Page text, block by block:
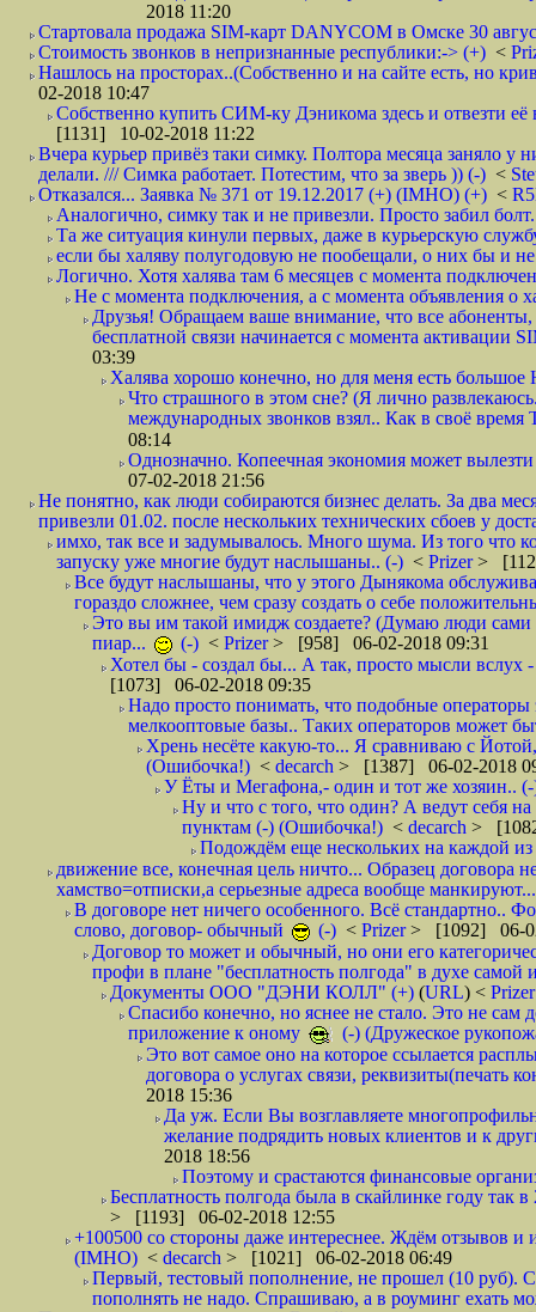
2018 11:20
Стартовала продажа SIM-карт DANYCOM в Омске 30
Стоимость звонков в непризнанные республики:-> (+) <
Нашлось на просторах..(Собственно и на сайте есть, но
02-2018 10:47
Собственно купить СИМ-ку Дэникома здесь и отвезти
[1131] 10-02-2018 11:22
Вчера курьер привёз таки симку. Полтора месяца заняло
делали. /// Симка работает. Потестим, что за зверь )) (-) <
Отказался... Заявка № 371 от 19.12.2017 (+) (IMHO) (+) <
Аналогично, симку так и не привезли. Просто забил
Та же ситуация кинули первых, даже в курьерскую
если бы халяву полугодовую не пообещали, о них бы и
Логично. Хотя халява там 6 месяцев с момента
Не с момента подключения, а с момента объявления о
Друзья! Обращаем ваше внимание, что все
бесплатной связи начинается с момента
03:39
Халява хорошо конечно, но для меня есть
Что страшного в этом сне? (Я лично
международных звонков взял.. Как в своё
08:14
Однозначно. Копеечная экономия может
07-02-2018 21:56
Не понятно, как люди собираются бизнес делать. За два
привезли 01.02. после нескольких технических сбоев у
имхо, так все и задумывалось. Много шума. Из того что
запуску уже многие будут наслышаны.. (-) < Prizer>
Все будут наслышаны, что у этого Дынякома
гораздо сложнее, чем сразу создать о себе
Это вы им такой имидж создаете? (Думаю люди сами
пиар...
(-) < Prizer> [958] 06-02-2018 09:31
Хотел бы - создал бы... А так, просто мысли вслух
[1073] 06-02-2018 09:35
Надо просто понимать, что подобные
мелкооптовые базы.. Таких операторов может
Хрень несёте какую-то... Я сравниваю с
(Ошибочка!) < decarch > [1387] 06-02-2018
У Ёты и Мегафона,- один и тот же хозяин..
Ну и что с того, что один? А ведут себя
пунктам (-) (Ошибочка!) < decarch >
Подождём еще нескольких на каждой из
движение все, конечная цель ничто... Образец договора
хамство=отписки,а серьезные адреса вообще
В договоре нет ничего особенного. Всё стандартно..
слово, договор- обычный
(-) < Prizer> [1092] 06-
Договор то может и обычный, но они его
профи в плане "бесплатность полгода" в духе
Документы ООО "ДЭНИ КОЛЛ" (+) (URL) <
Спасибо конечно, но яснее не стало. Это не сам
приложение к оному
(-) (Дружеское
Это вот самое оно на которое ссылается
договора о услугах связи, реквизиты(печать
2018 15:36
Да уж. Если Вы возглавляете
желание подрядить новых клиентов и к
2018 18:56
Поэтому и срастаются финансовые
Бесплатность полгода была в скайлинке году
> [1193] 06-02-2018 12:55
+100500 со стороны даже интереснее. Ждём отзывов и
(IMHO) < decarch > [1021] 06-02-2018 06:49
Первый, тестовый пополнение, не прошел (10 руб).
пополнять не надо. Спрашиваю, а в роуминг ехать